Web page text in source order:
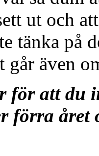
ut och
tänka på
går även
för att du
förra året